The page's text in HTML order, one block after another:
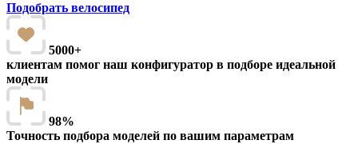
Подобрать велосипед
5000+
клиентам помог наш конфигуратор в подборе идеальной
модели
98%
Точность подбора моделей по вашим параметрам